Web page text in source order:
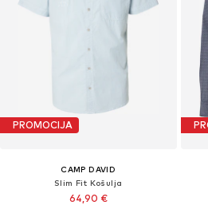
PROMOCIJA
CAMP DAVID
Slim Fit Košulja
64,90 €